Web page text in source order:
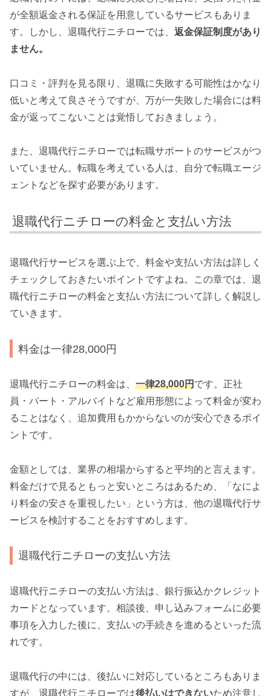
が全額返金される保証を用意しているサービスもありま
す。しかし、退職代行ニチローでは、 返金保証制度があり
ません。
口コミ・評判を見る限り、退職に失敗する可能性はかなり
低いと考えて良さそうですが、万が一失敗した場合には料
金が返ってこないことは覚悟しておきましょう。
また、退職代行ニチローでは転職サポートのサービスがつ
いていません。転職を考えている人は、自分で転職エージ
ェントなどを探す必要があります。
退職代行ニチローの料金と支払い方法
退職代行サービスを選ぶ上で、料金や支払い方法は詳しく
チェックしておきたいポイントですよね。この章では、退
職代行ニチローの料金と支払い方法について詳しく解説し
ていきます。
料金は一律28,000円
退職代行ニチローの料金は、 一律28,000円です。正社
員・パート・アルバイトなど雇用形態によって料金が変わ
ることはなく、追加費用もかからないのが安心できるポイ
ントです。
金額としては、業界の相場からすると平均的と言えます。
料金だけで見るともっと安いところはあるため、「なによ
り料金の安さを重視したい」という方は、他の退職代行サ
ービスを検討することをおすすめします。
退職代行ニチローの支払い方法
退職代行ニチローの支払い方法は、銀行振込かクレジット
カードとなっています。相談後、申し込みフォームに必要
事項を入力した後に、支払いの手続きを進めるといった流
れです。
退職代行の中には、後払いに対応しているところもありま
すが、退職代行ニチローでは後払いはできないため注意し